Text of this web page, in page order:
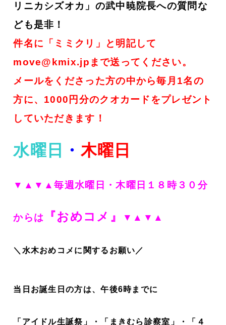
リニカシズオカ」の武中暁院長への質問な
ども是非！
件名に「ミミクリ」と明記して
move@kmix.jpまで送ってください。
メールをくださった方の中から毎月1名の
方に、1000円分のクオカードをプレゼント
していただきます！
水曜日 ・ 木曜日
▼▲▼▲毎週水曜日・木曜日１８時３０分
からは 『おめコメ』 ▼▲▼▲
＼水木おめコメに関するお願い／
当日お誕生日の方は、午後6時までに
「アイドル生誕祭」・「まきむら診察室」・「４